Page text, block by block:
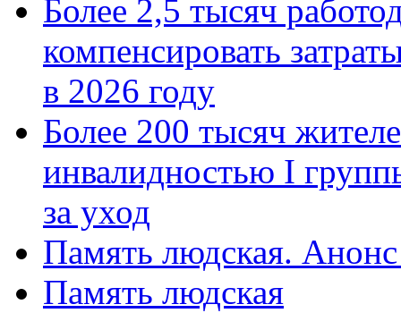
Более 2,5 тысяч
компенсировать
в 2026 году
Более 200 тысяч
инвалидностью I
за уход
Память людская.
Память людская